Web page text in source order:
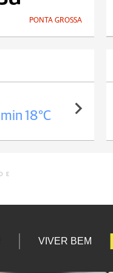
PONTA GROSSA
min 18°C
VIVER BEM